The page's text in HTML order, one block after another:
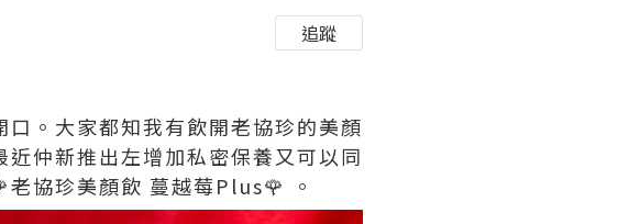
追蹤
。大家都知我有飲開老協珍的美顏
仲新推出左增加私密保養又可以同
老協珍美顏飲 蔓越莓Plus🌹 。